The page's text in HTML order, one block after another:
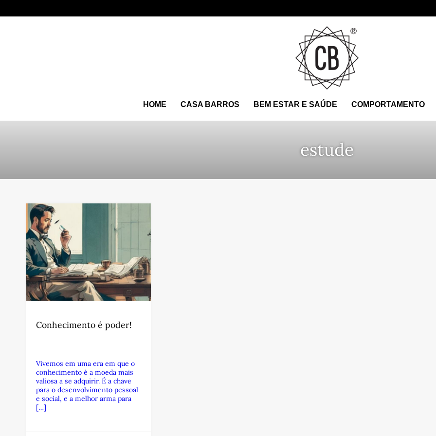
HOME CASA BARROS BEM ESTAR E SAÚDE COMPORTAMENTO
estude
Conhecimento é poder!
Vivemos em uma era em que o
conhecimento é a moeda mais
valiosa a se adquirir. É a chave
para o desenvolvimento pessoal
e social, e a melhor arma para
[…]